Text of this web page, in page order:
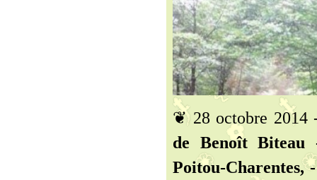
❦ 28 octobre
de Benoît Biteau
Poitou-Charentes,